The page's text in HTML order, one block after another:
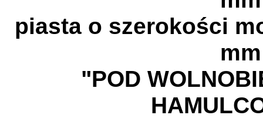
piasta o szerokości
mm
"POD